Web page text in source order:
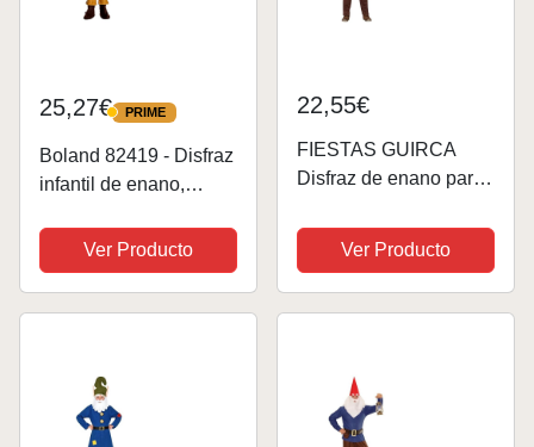
25,27€ PRIME
PRIME
Boland 82419 - Disfraz
infantil de enano,
temática o carnaval,
disfraz de gnomo
Ver Producto
22,55€
FIESTAS GUIRCA
Disfraz de enano para
grande
Ver Producto